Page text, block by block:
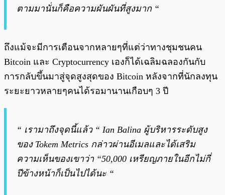
ตามมานั่นก็คือความผันผันที่สูงมาก “
ถึงแม้จะมีการเตือนจากหลายๆที่แต่ว่าทางชุมชนคน
Bitcoin และ Cryptocurrency เองก็ได้เฉลิมฉลองกันกับ
การกลับขึ้นมาสู่จุดสูงสุดของ Bitcoin หลังจากที่นักลงทุน
ระยะยาวหลายๆคนได้รอมานานเกือบๆ 3 ปี
“ เรามาถึงจุดนี้แล้ว “ Ian Balina ผู้บริหารระดับสูง
ของ Tokem Metrics กล่าวผ่านอีเมลและได้เสริม
ความเห็นของเขาว่า “50,000 เหรียญภายในอีกไม่กี่
ปีข้างหน้าก็เป็นไปได้นะ “